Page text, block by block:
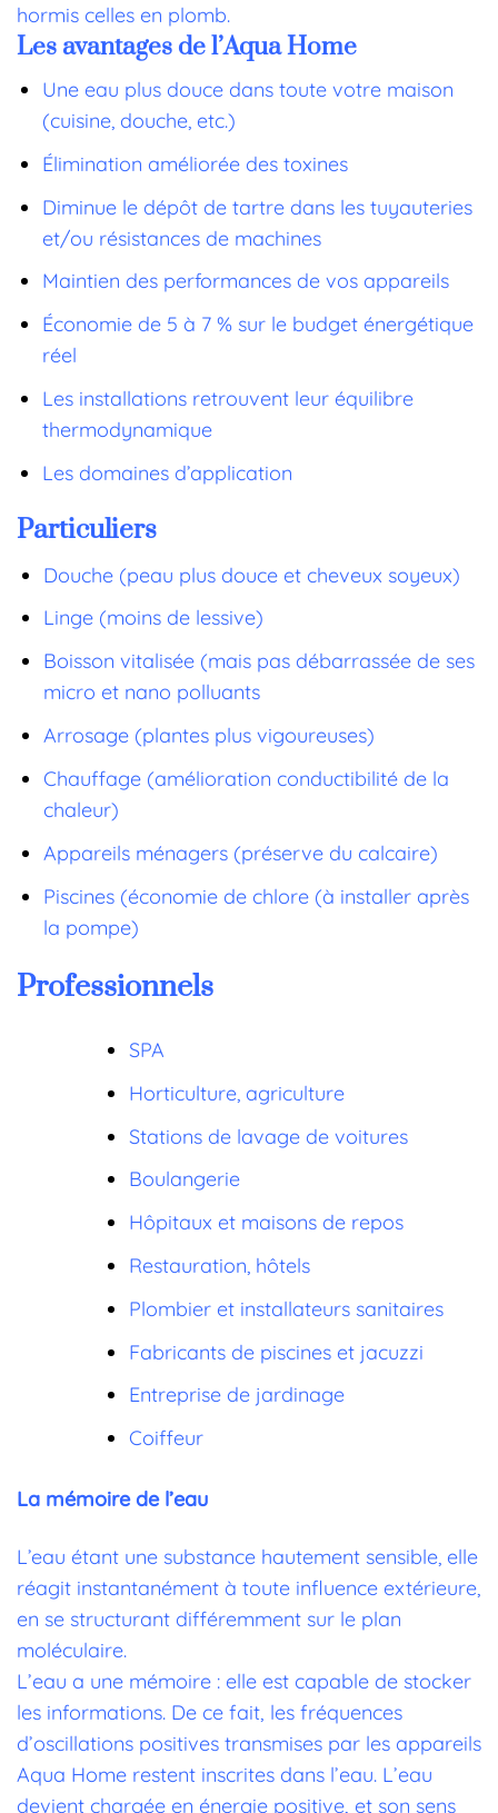
hormis celles en plomb.
Les avantages de l’Aqua Home
Une eau plus douce dans toute votre maison
(cuisine, douche, etc.)
Élimination améliorée des toxines
Diminue le dépôt de tartre dans les tuyauteries
et/ou résistances de machines
Maintien des performances de vos appareils
Économie de 5 à 7 % sur le budget énergétique
réel
Les installations retrouvent leur équilibre
thermodynamique
Les domaines d’application
Particuliers
Douche (peau plus douce et cheveux soyeux)
Linge (moins de lessive)
Boisson vitalisée (mais pas débarrassée de ses
micro et nano polluants
Arrosage (plantes plus vigoureuses)
Chauffage (amélioration conductibilité de la
chaleur)
Appareils ménagers (préserve du calcaire)
Piscines (économie de chlore (à installer après
la pompe)
Professionnels
SPA
Horticulture, agriculture
Stations de lavage de voitures
Boulangerie
Hôpitaux et maisons de repos
Restauration, hôtels
Plombier et installateurs sanitaires
Fabricants de piscines et jacuzzi
Entreprise de jardinage
Coiffeur
La mémoire de l’eau
L’eau étant une substance hautement sensible, elle
réagit instantanément à toute influence extérieure,
en se structurant différemment sur le plan
moléculaire.
L’eau a une mémoire : elle est capable de stocker
les informations. De ce fait, les fréquences
d’oscillations positives transmises par les appareils
Aqua Home restent inscrites dans l’eau. L’eau
devient chargée en énergie positive, et son sens